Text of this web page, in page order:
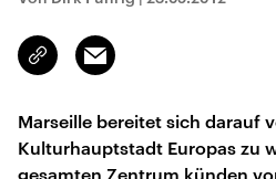
Link
kopieren/teilen
Email
Marseille bereitet sich darauf
Kulturhauptstadt Europas zu
gesamten Zentrum künden